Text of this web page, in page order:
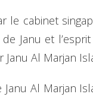
le cabinet
Janu et
Janu Al Marjan
Al Marjan